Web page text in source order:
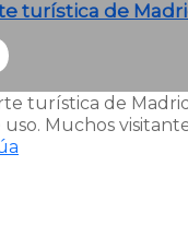
turística de
turística de
Muchos